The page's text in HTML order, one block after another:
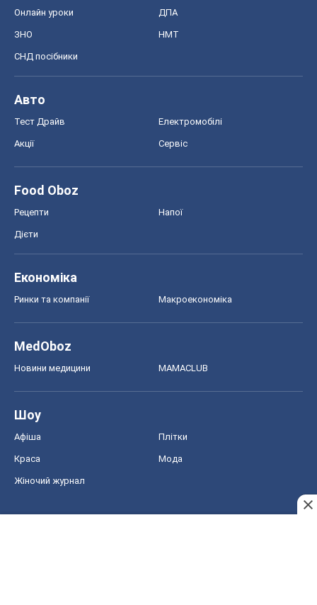
Онлайн уроки ДПА
ЗНО НМТ
СНД посібники
Авто
Тест Драйв Електромобілі
Акції Сервіс
Food Oboz
Рецепти Напої
Дієти
Економіка
Ринки та компанії Макроекономіка
MedOboz
Новини медицини MAMACLUB
Шоу
Афіша Плітки
Краса Мода
Жіночий журнал